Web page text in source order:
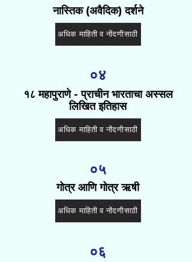
नास्तिक (अवैदिक) दर्शने
अधिक माहिती व नोंदणीसाठी
०४
१८ महापुराणे - प्राचीन भारताचा अस्सल
लिखित इतिहास
अधिक माहिती व नोंदणीसाठी
०५
गोत्र आणि गोत्र ऋषी
अधिक माहिती व नोंदणीसाठी
०६